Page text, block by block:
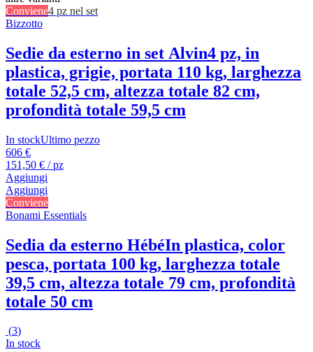
Conviene4 pz nel set
Bizzotto
Sedie da esterno in set Alvin4 pz, in
plastica, grigie, portata 110 kg, larghezza
totale 52,5 cm, altezza totale 82 cm,
profondità totale 59,5 cm
In stockUltimo pezzo
606 €
151,50 € / pz
Aggiungi
Aggiungi
Conviene
Bonami Essentials
Sedia da esterno HébéIn plastica, color
pesca, portata 100 kg, larghezza totale
39,5 cm, altezza totale 79 cm, profondità
totale 50 cm
(3)
In stock